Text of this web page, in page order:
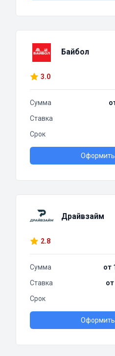
Байбол
3.0
Сумма
Ставка
Срок
Оформить
Драйвзайм
2.8
Сумма
от
Ставка
Срок
Оформить